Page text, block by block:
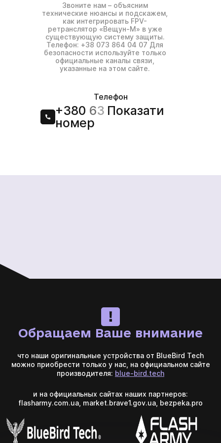
Звоните нам – объясним
технические нюансы и подскажем,
как интегрировать FPV-
ретранслятор «Вещун-М» в уже
существующую систему защиты.
Телефон: +38 073 864 04 07 Для
безопасности используйте только
официальные каналы связи,
указанные на этом сайте.
Телефон
+380 63 Показати
номер
Обращаем Ваше внимание
что наши оригинальные устройства от BlueBird Tech
можно приобрести только у нас, на официальном сайте
производителя: blue-bird.tech
и на официальных сайтах наших партнеров:
flasharmy.com.ua, market.brave1.gov.ua, bezpeka.pro